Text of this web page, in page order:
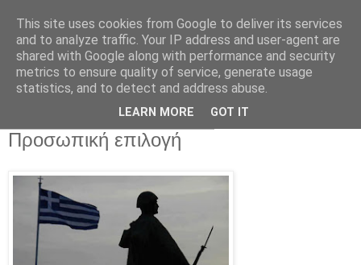
Προσωπική επιλογή
This site uses cookies from Google to deliver its services
and to analyze traffic. Your IP address and user-agent are
shared with Google along with performance and security
metrics to ensure quality of service, generate usage
statistics, and to detect and address abuse.
LEARN MORE GOT IT